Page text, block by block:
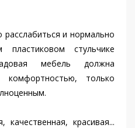
и нормально
стульчике
мебель должна
комфортностью, только
красивая...